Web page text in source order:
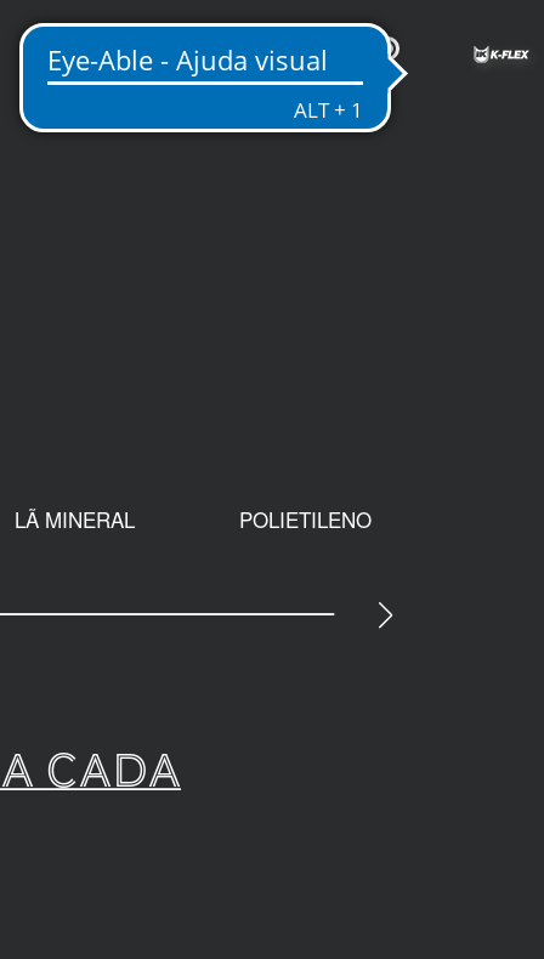
PT
LÃ MINERAL POLIETILENO
cada